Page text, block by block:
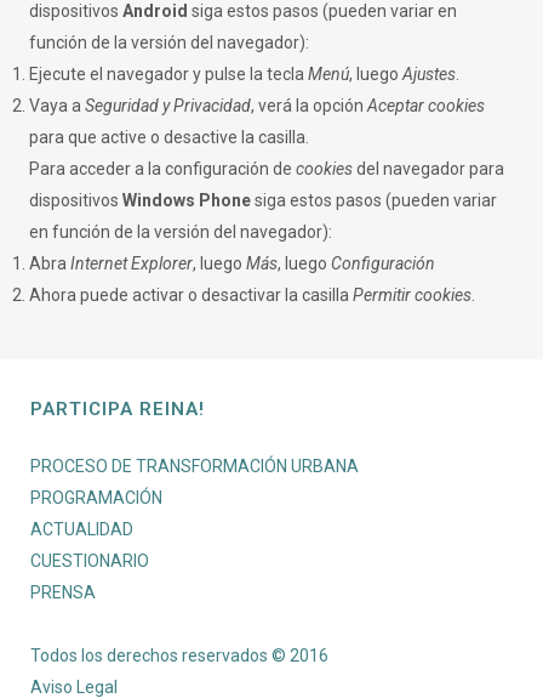
dispositivos Android siga estos pasos (pueden variar en
función de la versión del navegador):
Ejecute el navegador y pulse la tecla Menú, luego Ajustes
Vaya a Seguridad y Privacidad, verá la opción Aceptar cookies
para que active o desactive la casilla.
Para acceder a la configuración de cookiesdel navegador para
dispositivos Windows Phonesiga estos pasos (pueden variar
en función de la versión del navegador):
Abra Internet Explorer, luego Más, luego Configuración
Ahora puede activar o desactivar la casilla Permitir cookies
PARTICIPA REINA!
PROCESO DE TRANSFORMACIÓN URBANA
PROGRAMACIÓN
ACTUALIDAD
CUESTIONARIO
PRENSA
Todos los derechos reservados © 2016
Aviso Legal